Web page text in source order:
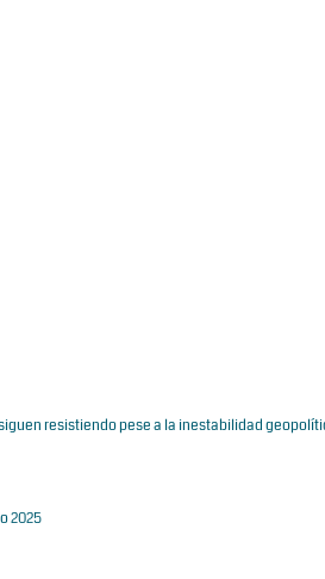
resistiendo pese a la inestabilidad
2025